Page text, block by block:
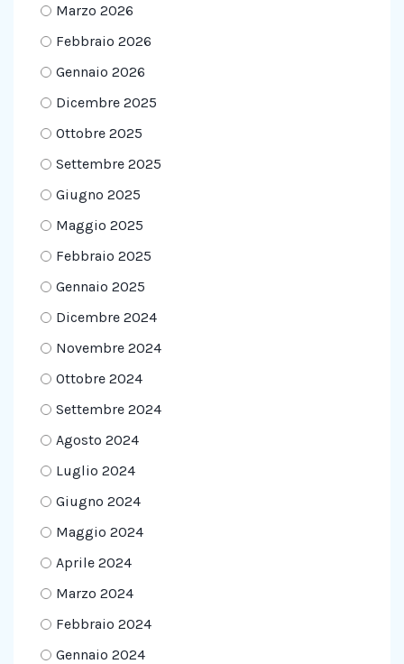
Marzo 2026
Febbraio 2026
Gennaio 2026
Dicembre 2025
Ottobre 2025
Settembre 2025
Giugno 2025
Maggio 2025
Febbraio 2025
Gennaio 2025
Dicembre 2024
Novembre 2024
Ottobre 2024
Settembre 2024
Agosto 2024
Luglio 2024
Giugno 2024
Maggio 2024
Aprile 2024
Marzo 2024
Febbraio 2024
Gennaio 2024